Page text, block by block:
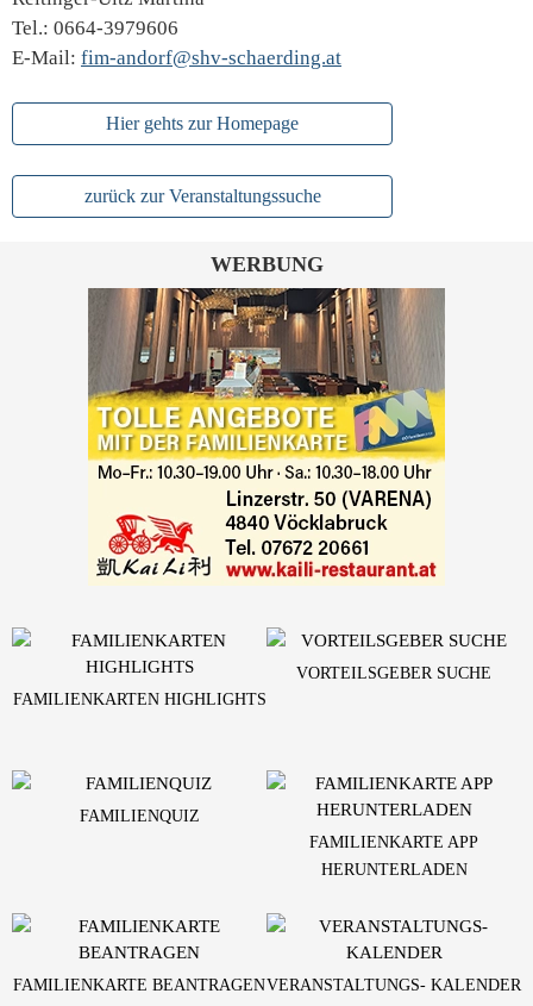
Tel.: 0664-3979606
E-Mail: fim-andorf@shv-schaerding.at
Hier gehts zur Homepage
zurück zur Veranstaltungssuche
WERBUNG
FAMILIENKARTEN HIGHLIGHTS
VORTEILSGEBER SUCHE
FAMILIENQUIZ
FAMILIENKARTE APP
HERUNTERLADEN
FAMILIENKARTE BEANTRAGENVERANSTALTUNGS- KALENDER